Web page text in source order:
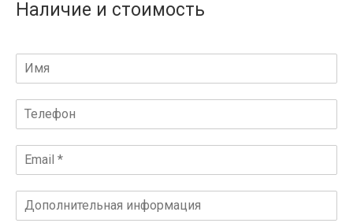
Наличие и стоимость